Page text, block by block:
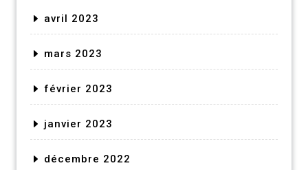
avril 2023
mars 2023
février 2023
janvier 2023
décembre 2022